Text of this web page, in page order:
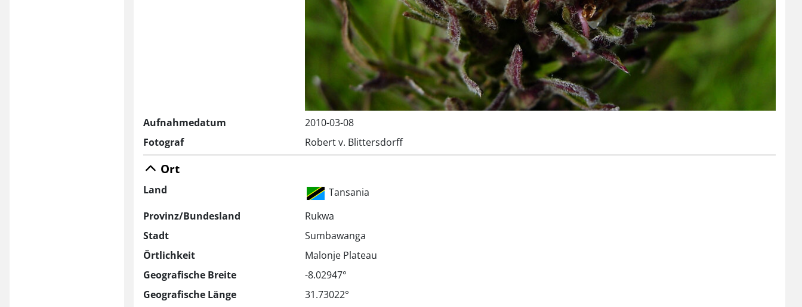
Aufnahmedatum
2010-03-08
Fotograf
Robert v. Blittersdorff
Ort
Land
Tansania
Provinz/Bundesland
Rukwa
Stadt
Sumbawanga
Örtlichkeit
Malonje Plateau
Geografische Breite
-8.02947°
Geografische Länge
31.73022°